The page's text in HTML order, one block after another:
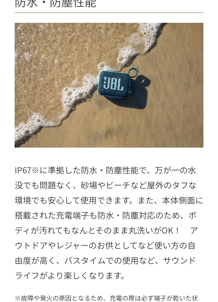
IP67※に準拠した防水・防塵性能で、万が一の水
没でも問題なく、砂場やビーチなど屋外のタフな
環境でも安心して使用できます。また、本体側面に
搭載された充電端子も防水・防塵対応のため、ボ
ディが汚れてもなんとそのまま丸洗いがOK！ ア
ウトドアやレジャーのお供としてなど使い方の自
由度が高く、バスタイムでの使用など、サウンド
ライフがより楽しくなります。
※故障や発火の原因となるため、充電の際は必ず端子が乾いた状